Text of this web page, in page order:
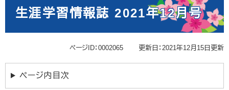
生涯学習情報誌 2021年12月号
ページID：0002065 更新日：2021年12月15日更新
ページ内目次